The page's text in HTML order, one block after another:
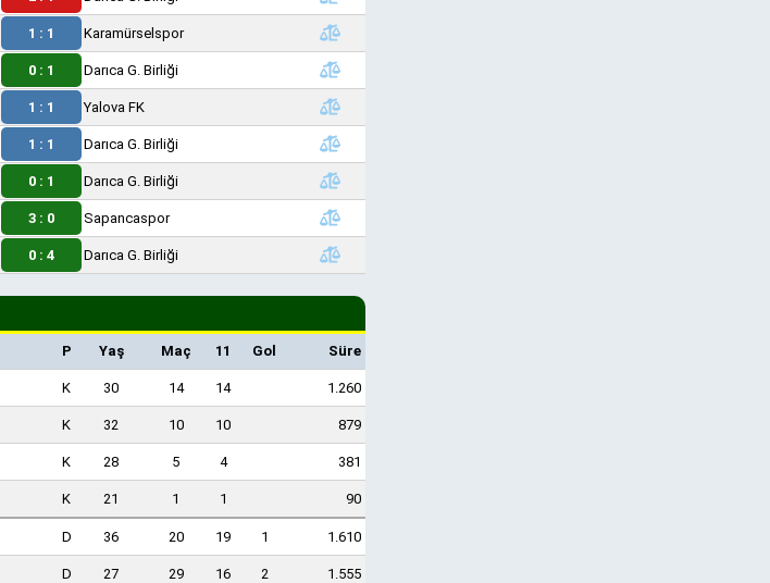
1 : 1 Karamürselspor
0 : 1 Darıca G. Birliği
1 : 1 Yalova FK
1 : 1 Darıca G. Birliği
0 : 1 Darıca G. Birliği
3 : 0 Sapancaspor
0 : 4 Darıca G. Birliği
P Yaş Maç 11 Gol Süre
K 30 14 14 1.260
K 32 10 10 879
K 28 5 4 381
K 21 1 1 90
D 36 20 19 1 1.610
D 27 29 16 2 1.555